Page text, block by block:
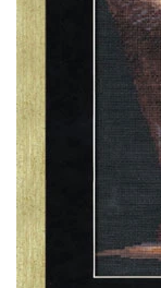
Изображения и цвет
отличаться от
настроек вашего
Вышивка